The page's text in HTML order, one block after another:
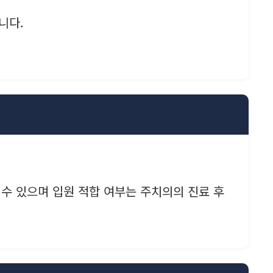
다.
있으며 입원 적합 여부는 주치의의 진료 후